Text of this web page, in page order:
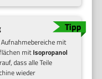
mit
mitIsopropanol
dass alle Teile
wieder